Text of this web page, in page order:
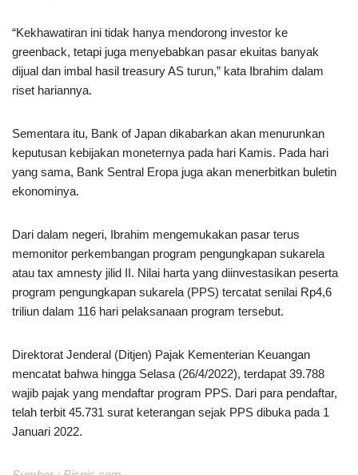
“Kekhawatiran ini tidak hanya mendorong investor ke
greenback, tetapi juga menyebabkan pasar ekuitas banyak
dijual dan imbal hasil treasury AS turun,” kata Ibrahim dalam
riset hariannya.
Sementara itu, Bank of Japan dikabarkan akan menurunkan
keputusan kebijakan moneternya pada hari Kamis. Pada hari
yang sama, Bank Sentral Eropa juga akan menerbitkan buletin
ekonominya.
Dari dalam negeri, Ibrahim mengemukakan pasar terus
memonitor perkembangan program pengungkapan sukarela
atau tax amnesty jilid II. Nilai harta yang diinvestasikan peserta
program pengungkapan sukarela (PPS) tercatat senilai Rp4,6
triliun dalam 116 hari pelaksanaan program tersebut.
Direktorat Jenderal (Ditjen) Pajak Kementerian Keuangan
mencatat bahwa hingga Selasa (26/4/2022), terdapat 39.788
wajib pajak yang mendaftar program PPS. Dari para pendaftar,
telah terbit 45.731 surat keterangan sejak PPS dibuka pada 1
Januari 2022.